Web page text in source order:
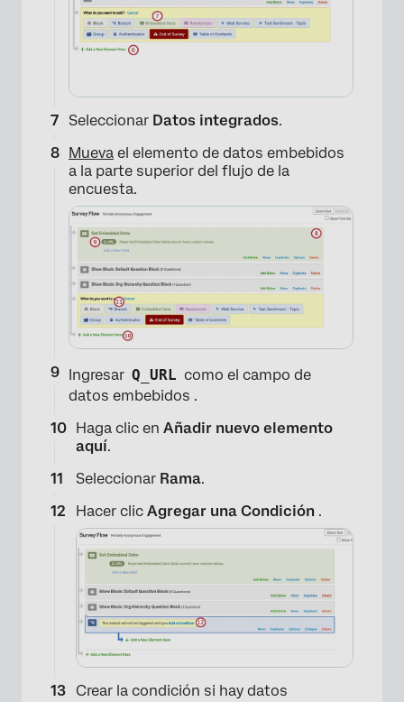
×
Seleccionar Datos integrados.
Mueva el elemento de datos embebidos
a la parte superior del flujo de la
encuesta.
Ingresar Q_URL como el campo de
datos embebidos .
Haga clic en Añadir nuevo elemento
aquí.
Seleccionar Rama.
Hacer clic Agregar una Condición .
Crear la condición si hay datos